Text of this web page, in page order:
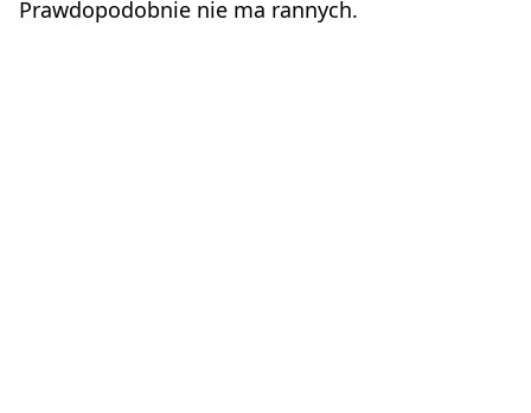
Prawdopodobnie nie ma rannych.